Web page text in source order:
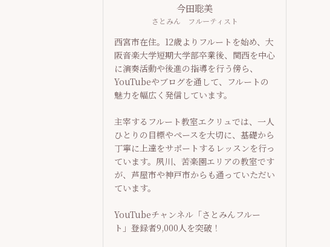
今田聡美
さとみん フルーティスト
西宮市在住。12歳よりフルートを始め、大
阪音楽大学短期大学部卒業後、関西を中心
に演奏活動や後進の指導を行う傍ら、
YouTubeやブログを通して、フルートの
魅力を幅広く発信しています。
主宰するフルート教室エクリュでは、一人
ひとりの目標やペースを大切に、基礎から
丁寧に上達をサポートするレッスンを行っ
ています。夙川、苦楽園エリアの教室です
が、芦屋市や神戸市からも通っていただい
ています。
YouTubeチャンネル「さとみんフルー
ト」登録者9,000人を突破！